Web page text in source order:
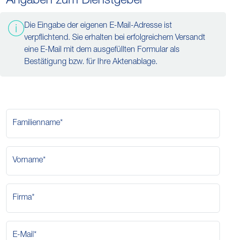
Die Eingabe der eigenen E-Mail-Adresse ist
verpflichtend. Sie erhalten bei erfolgreichem Versandt
eine E-Mail mit dem ausgefüllten Formular als
Bestätigung bzw. für Ihre Aktenablage.
Familienname*
Vorname*
Firma*
E-Mail*